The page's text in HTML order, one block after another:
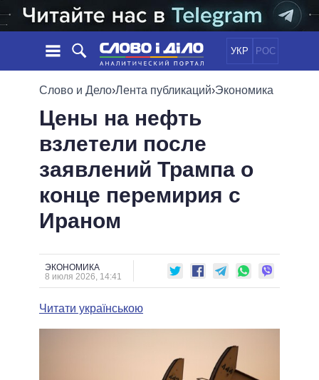
УКР РОС
НОВОСТИ
ЛЕНТА
СОБЫТИЯ
СТАТЬИ
ОБЗОРЫ
ДАЙДЖЕСТЫ
ПОЛИТИКА
ЭКОНОМИКА
ОБЩЕСТВО
МИР
ОБЕЩАНИЯ
ПОЛИТИКИ
ПРЕЗИДЕНТ И ОФИС
ВЕРХОВНАЯ РАДА
ГЛАВЫ ОБЛАДМИНИСТРАЦИЙ
МЭРЫ
ВСЕ ПЕРСОНЫ
ИНФОГРАФИКА
СРАВНЕНИЕ ПОЛИТИКОВ
Слово и Дело›Лента публикаций›Экономика
Цены на нефть
взлетели после
заявлений Трампа о
конце перемирия с
Ираном
ЭКОНОМИКА
8 июля 2026, 14:41
Читати українською